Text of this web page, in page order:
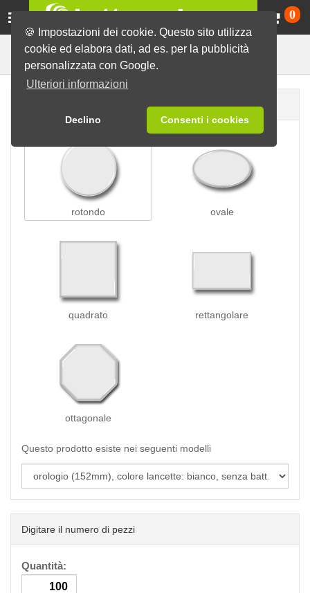
🍪 Impostazioni dei cookie. Questo sito utilizza
cookie ed elabora dati, ad es. per la pubblicità
personalizzata con Google.
Ulteriori informazioni
Declino Consenti i cookies
0
Spille Orologio
rotondo ovale
quadrato rettangolare
ottagonale
Questo prodotto esiste nei seguenti modelli
Digitare il numero di pezzi
Quantità: